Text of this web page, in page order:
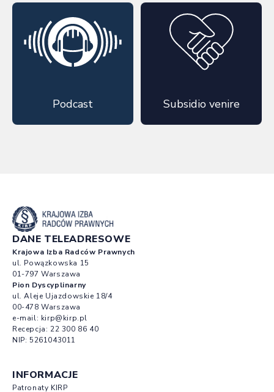
Podcast Subsidio venire
DANE TELEADRESOWE
Krajowa Izba Radców Prawnych
ul. Powązkowska 15
01-797 Warszawa
Pion Dyscyplinarny
ul. Aleje Ujazdowskie 18/4
00-478 Warszawa
e-mail: kirp@kirp.pl
Recepcja: 22 300 86 40
NIP: 5261043011
INFORMACJE
Patronaty KIRP